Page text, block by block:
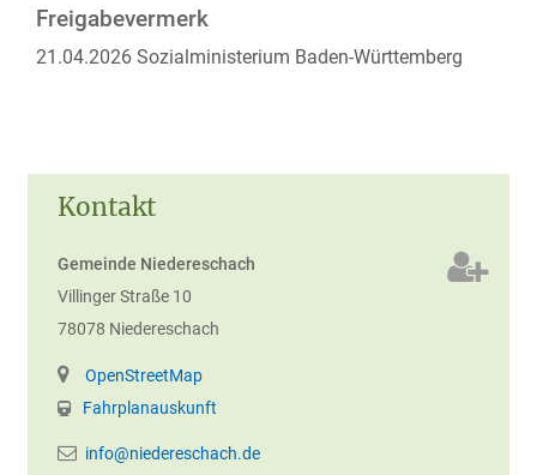
Kontakt
Gemeinde Niedereschach
Villinger Straße 10
78078 Niedereschach
OpenStreetMap
Fahrplanauskunft
info@niedereschach.de
Freigabevermerk
21.04.2026 Sozialministerium Baden-Württemberg